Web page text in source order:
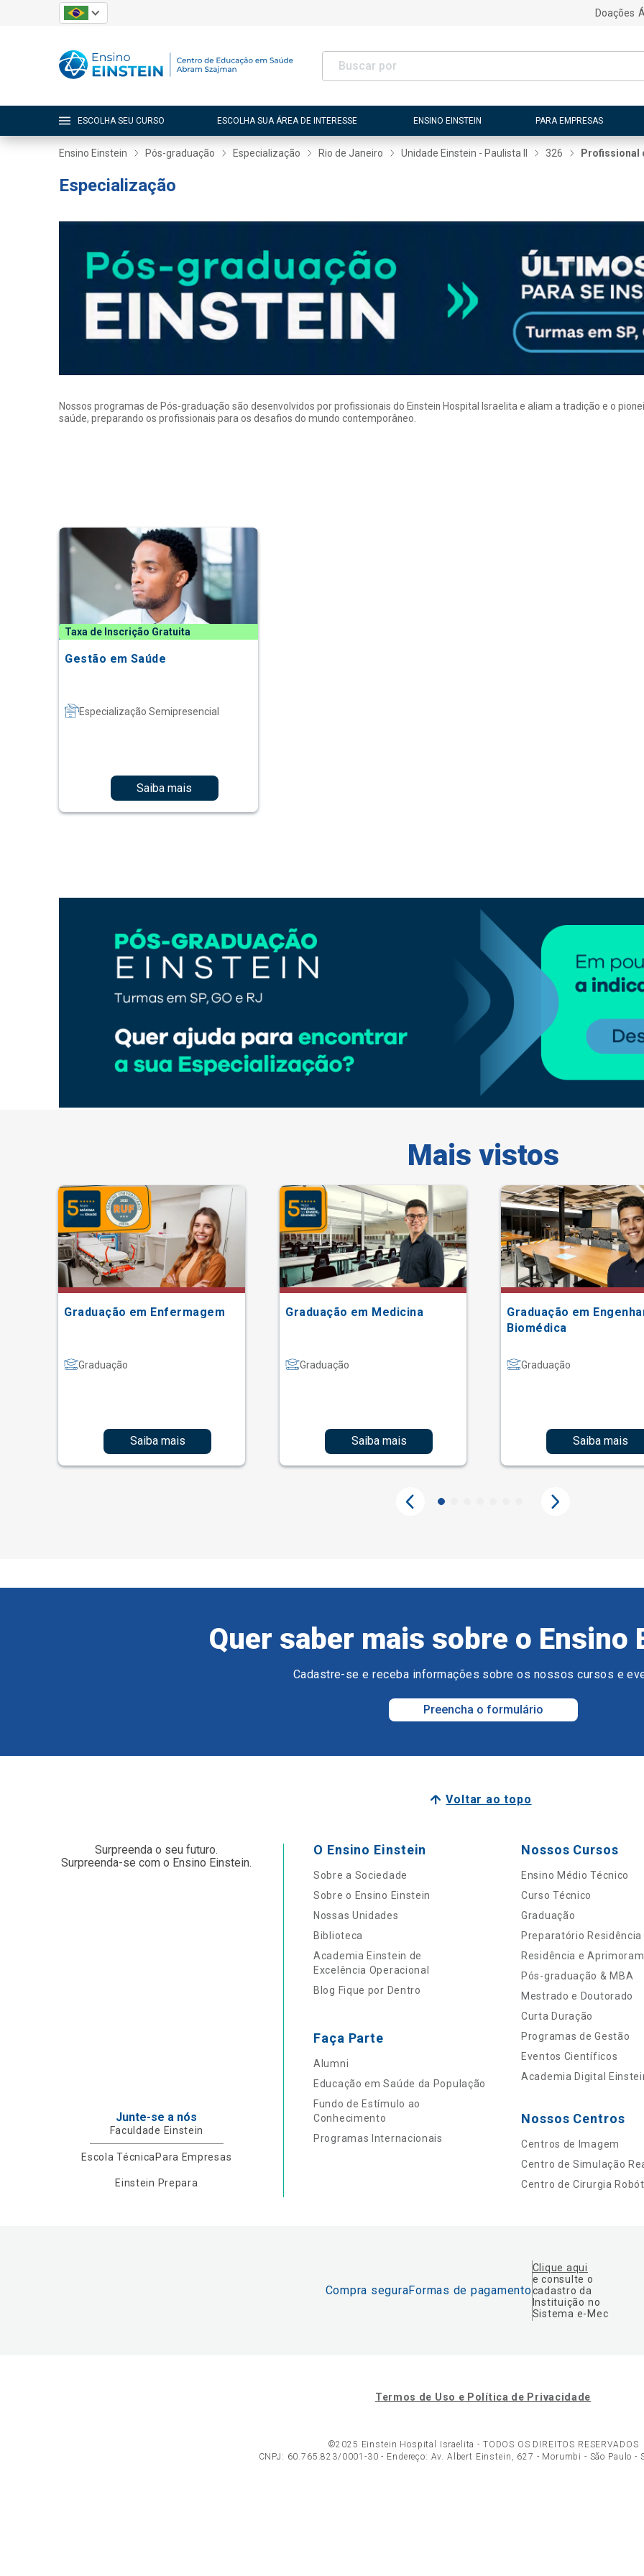
Doações
ESCOLHA SEU CURSO ESCOLHA SUA ÁREA DE INTERESSE ENSINO EINSTEIN PARA EMPRESAS
Ensino Einstein Pós-graduação Especialização Rio de Janeiro Unidade Einstein - Paulista II 326 Profissional
Especialização
Nossos programas de Pós-graduação são desenvolvidos por profissionais do Einstein Hospital Israelita e aliam a tradição e o
saúde, preparando os profissionais para os desafios do mundo contemporâneo.
Taxa de Inscrição Gratuita
Gestão em Saúde
Especialização Semipresencial
Saiba mais
Mais vistos
Graduação em Enfermagem
Graduação
Saiba mais
Graduação em Medicina
Graduação
Saiba mais
Graduação em
Biomédica
Graduação
Saiba mais
Quer saber mais sobre o Ensino
Cadastre-se e receba informações sobre os nossos cursos e
Preencha o formulário
Voltar ao topo
Surpreenda o seu futuro.
Surpreenda-se com o Ensino Einstein.
Junte-se a nós
Faculdade Einstein
Escola TécnicaPara Empresas
Einstein Prepara
O Ensino Einstein
Sobre a Sociedade
Sobre o Ensino Einstein
Nossas Unidades
Biblioteca
Academia Einstein de
Excelência Operacional
Blog Fique por Dentro
Faça Parte
Alumni
Educação em Saúde da População
Fundo de Estímulo ao
Conhecimento
Programas Internacionais
Nossos Cursos
Ensino Médio Técnico
Curso Técnico
Graduação
Preparatório Residência
Residência e
Pós-graduação & MBA
Mestrado e Doutorado
Curta Duração
Programas de Gestão
Eventos Científicos
Academia Digital
Nossos Centros
Centros de Imagem
Centro de Simulação
Centro de Cirurgia
Compra seguraFormas de pagamento
Clique aqui
e consulte o
cadastro da
Instituição no
Sistema e-Mec
Termos de Uso e Política de Privacidade
©2025 Einstein Hospital Israelita - TODOS OS DIREITOS RESERVADOS
CNPJ: 60.765.823/0001-30 - Endereço: Av. Albert Einstein, 627 - Morumbi - São Paulo -